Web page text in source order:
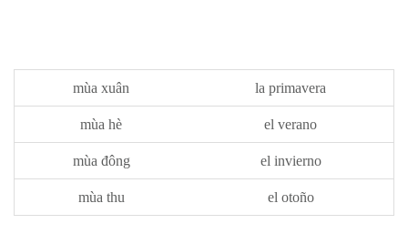
mùa xuân la primavera
mùa hè el verano
mùa đông el invierno
mùa thu el otoño